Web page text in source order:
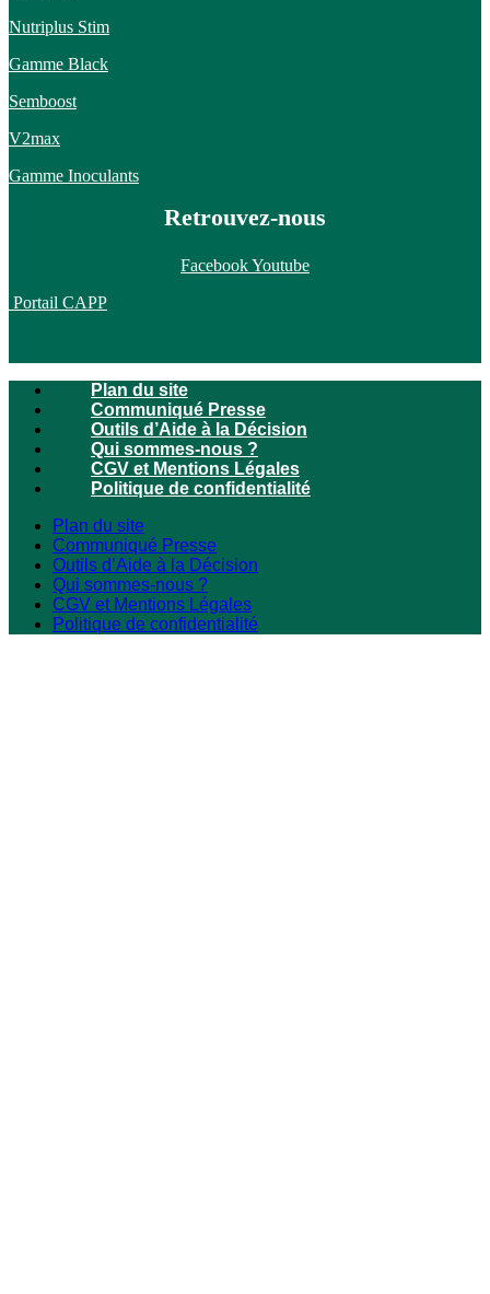
Nutriplus Stim
Gamme Black
Semboost
V2max
Gamme Inoculants
Retrouvez-nous
FacebookYoutube
Portail CAPP
Plan du site
Communiqué Presse
Outils d’Aide à la Décision
Qui sommes-nous ?
CGV et Mentions Légales
Politique de confidentialité
Plan du site
Communiqué Presse
Outils d’Aide à la Décision
Qui sommes-nous ?
CGV et Mentions Légales
Politique de confidentialité